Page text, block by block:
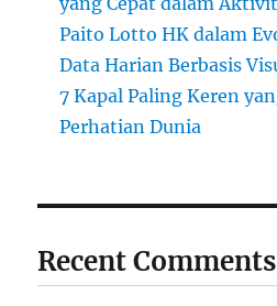
Paito Lotto HK dalam
Data Harian Berbasis
7 Kapal Paling Keren
Perhatian Dunia
Recent Comments